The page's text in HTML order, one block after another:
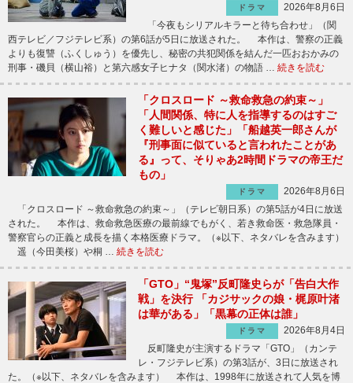
ドラマ
2026年8月6日
「今夜もシリアルキラーと待ち合わせ」（関
西テレビ／フジテレビ系）の第6話が5日に放送された。 本作は、警察の正義
よりも復讐（ふくしゅう）を優先し、秘密の共犯関係を結んだ一匹おおかみの
刑事・磯貝（横山裕）と第六感女子ヒナタ（関水渚）の物語 … 続きを読む
「クロスロード ～救命救急の約束～」
「人間関係、特に人を指導するのはすご
く難しいと感じた」「船越英一郎さんが
『刑事面に似ていると言われたことがあ
る』って、そりゃあ2時間ドラマの帝王だ
もの」
ドラマ
2026年8月6日
「クロスロード ～救命救急の約束～」（テレビ朝日系）の第5話が4日に放送
された。 本作は、救命救急医療の最前線でもがく、若き救命医・救急隊員・
警察官らの正義と成長を描く本格医療ドラマ。（※以下、ネタバレを含みます）
遥（今田美桜）や桐 … 続きを読む
「GTO」“鬼塚”反町隆史らが「告白大作
戦」を決行 「カジサックの娘・梶原叶渚
は華がある」「黒幕の正体は誰」
ドラマ
2026年8月4日
反町隆史が主演するドラマ「GTO」（カンテ
レ・フジテレビ系）の第3話が、3日に放送され
た。（※以下、ネタバレを含みます） 本作は、1998年に放送されて人気を博